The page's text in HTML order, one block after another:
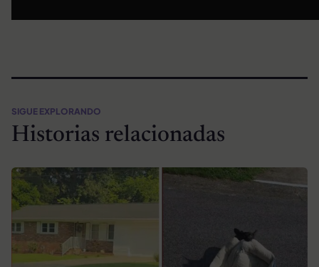
SIGUE EXPLORANDO
Historias relacionadas